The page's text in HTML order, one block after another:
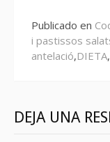
Publicado en
i pastissos
antelació,DIETA,
DEJA UNA